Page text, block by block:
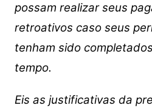
possam realizar seus
retroativos caso seus
tenham sido
tempo.
Eis as justificativas da